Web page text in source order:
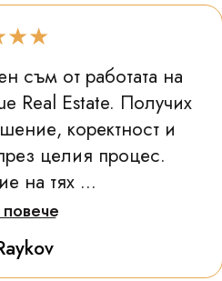
съм от работата на
Real Estate. Получих
коректност и
целия процес.
на тях ...